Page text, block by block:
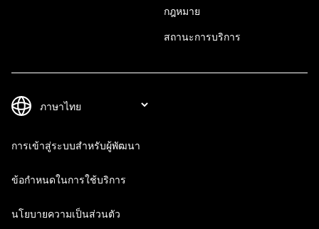
กฎหมาย
สถานะการบริการ
การเข้าสู่ระบบสำหรับผู้พัฒนา
ข้อกำหนดในการใช้บริการ
นโยบายความเป็นส่วนตัว